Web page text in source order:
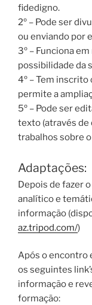
fidedigno.
2º – Pode ser
ou enviando por
3º – Funciona
possibilidade da
4º – Tem inscrito
permite a
5º – Pode ser
texto (através
trabalhos sobre
Adaptações:
Depois de fazer
analítico e
informação
az.tripod.com/)
Após o encontro
os seguintes
informação e
formação: